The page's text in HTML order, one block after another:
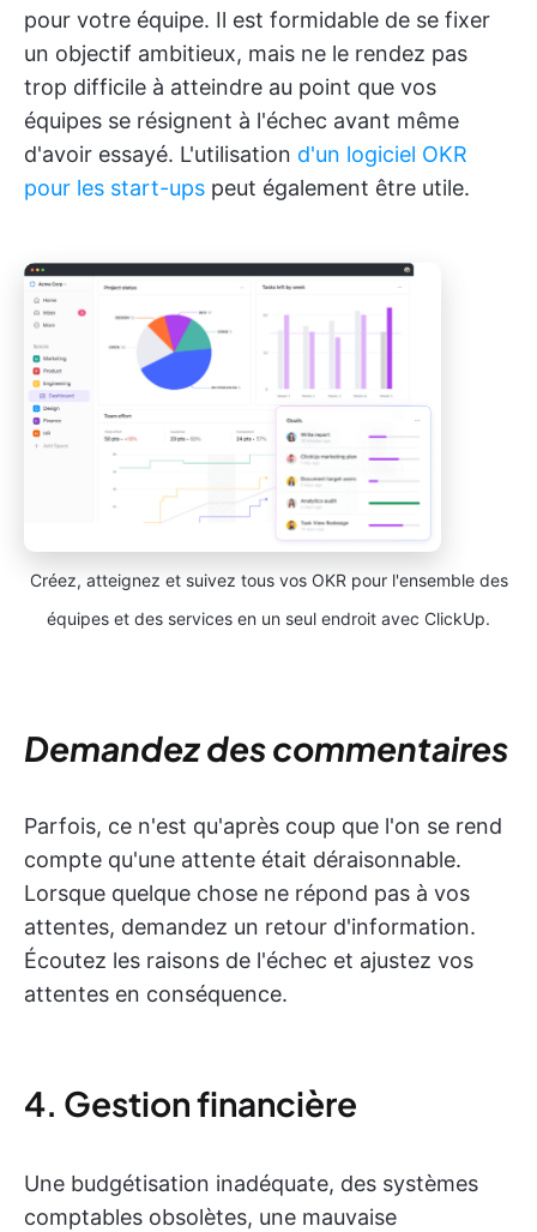
pour votre équipe. Il est formidable de se fixer
un objectif ambitieux, mais ne le rendez pas
trop difficile à atteindre au point que vos
équipes se résignent à l'échec avant même
d'avoir essayé. L'utilisation d'un logiciel OKR
pour les start-ups peut également être utile.
Créez, atteignez et suivez tous vos OKR pour l'ensemble des
équipes et des services en un seul endroit avec ClickUp.
Demandez des commentaires
Parfois, ce n'est qu'après coup que l'on se rend
compte qu'une attente était déraisonnable.
Lorsque quelque chose ne répond pas à vos
attentes, demandez un retour d'information.
Écoutez les raisons de l'échec et ajustez vos
attentes en conséquence.
4. Gestion financière
Une budgétisation inadéquate, des systèmes
comptables obsolètes, une mauvaise